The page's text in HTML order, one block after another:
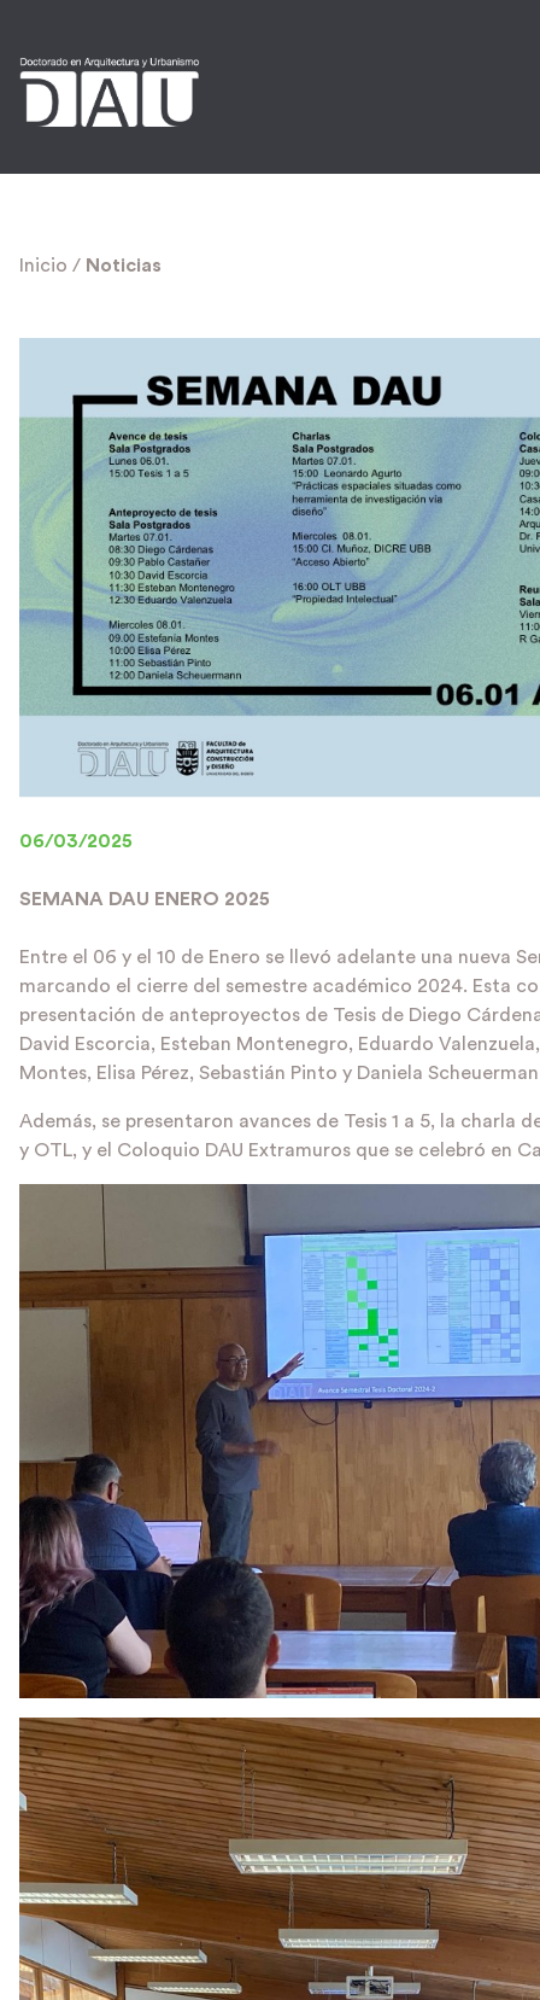
Inicio / Noticias
06/03/2025
SEMANA DAU ENERO 2025
Entre el 06 y el 10 de Enero se llevó adelante una nueva
marcando el cierre del semestre académico 2024. Esta
presentación de anteproyectos de Tesis de Diego
David Escorcia, Esteban Montenegro, Eduardo
Montes, Elisa Pérez, Sebastián Pinto y Daniela
Además, se presentaron avances de Tesis 1 a 5, la charla
y OTL, y el Coloquio DAU Extramuros que se celebró en